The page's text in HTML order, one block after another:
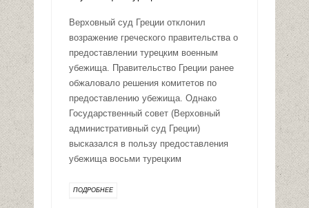
Верховный суд Греции отклонил
возражение греческого правительства о
предоставлении турецким военным
убежища. Правительство Греции ранее
обжаловало решения комитетов по
предоставлению убежища. Однако
Государственный совет (Верховный
административный суд Греции)
высказался в пользу предоставления
убежища восьми турецким
ПОДРОБНЕЕ